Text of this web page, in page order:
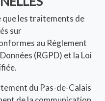
que les traitements de
sur
au Règlement
(RGPD) et la Loi
du Pas-de-Calais